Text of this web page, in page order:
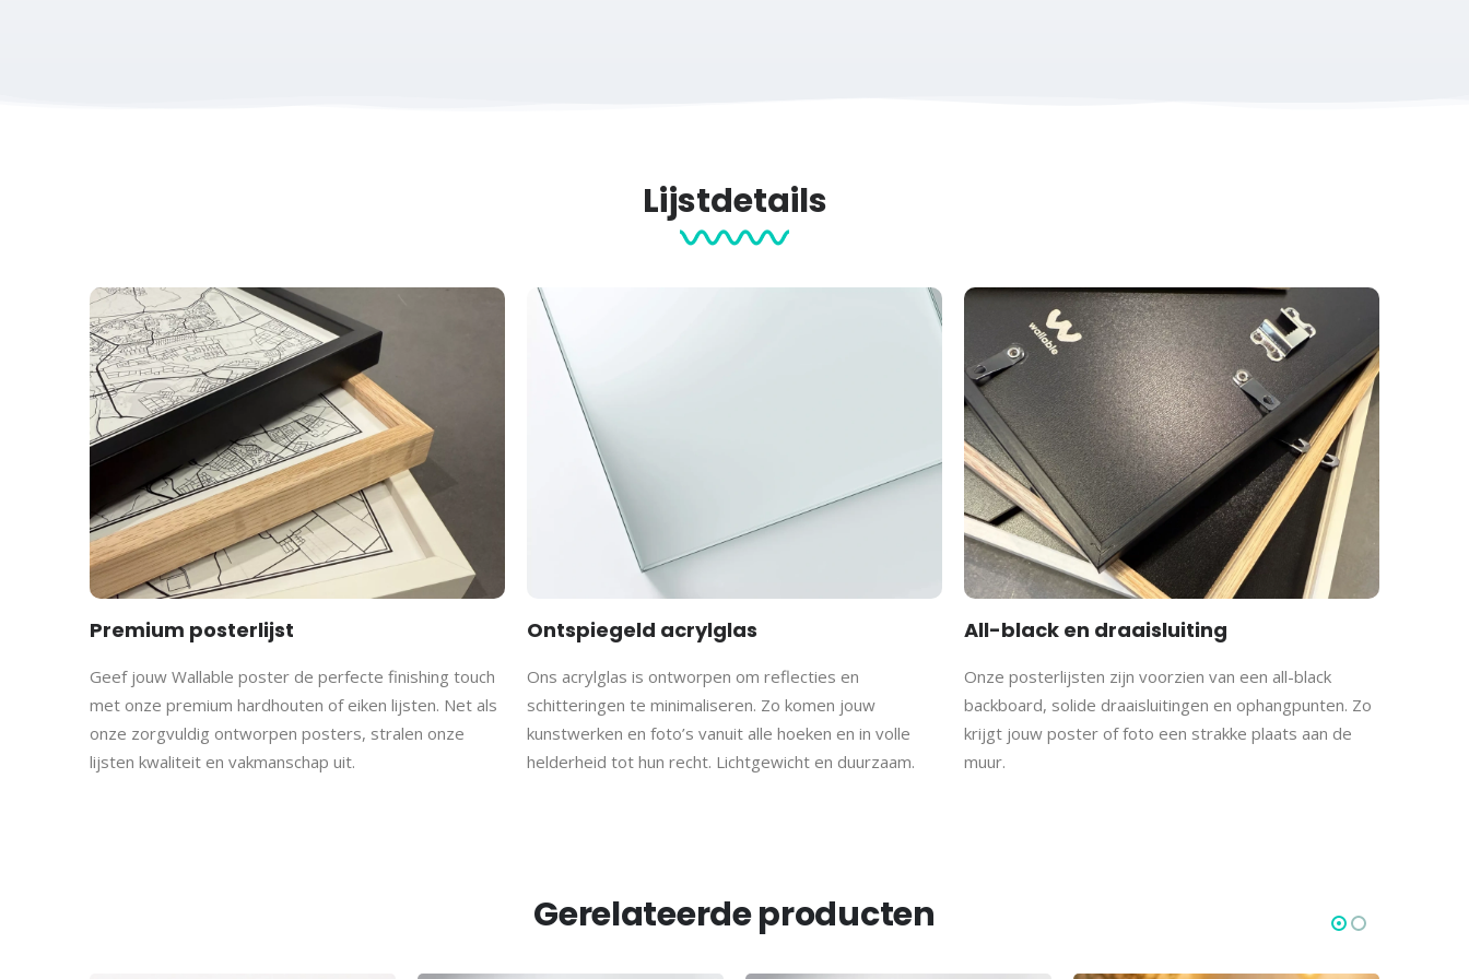
Al onze posters worden geprint op 200 grams premium papier met structuur (maat S en M) en een matte afwerking, om schitteringen te voorkomen.
Wil je graag een poster in een ander formaat? Neem contactmet ons op voor de mogelijkheden.
Productcategorieën:
Sport Prints Cadeau sporter Cadeau sporter verjaardag Hardloop events Sportprestatie cadeau
Lijstdetails
Premium posterlijst
Geef jouw Wallable poster de perfecte finishing touch
met onze premium hardhouten of eiken lijsten. Net als
onze zorgvuldig ontworpen posters, stralen onze
lijsten kwaliteit en vakmanschap uit.
Ontspiegeld acrylglas
Ons acrylglas is ontworpen om reflecties en
schitteringen te minimaliseren. Zo komen jouw
kunstwerken en foto’s vanuit alle hoeken en in volle
helderheid tot hun recht. Lichtgewicht en duurzaam.
All-black en draaisluiting
Onze posterlijsten zijn voorzien van een all-black
backboard, solide draaisluitingen en ophangpunten. Zo
krijgt jouw poster of foto een strakke plaats aan de
muur.
Gerelateerde producten